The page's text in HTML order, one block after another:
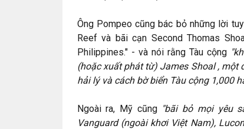
Ông Pompeo cũng bác bỏ những lời
Reef và bãi cạn Second Thomas
Philippines." - và nói rằng Tàu cộng
(hoặc xuất phát từ) James Shoal ,
hải lý và cách bờ biển Tàu cộng 1,000
Ngoài ra, Mỹ cũng "bãi bỏ mọi yêu
Vanguard (ngoài khơi Việt Nam),